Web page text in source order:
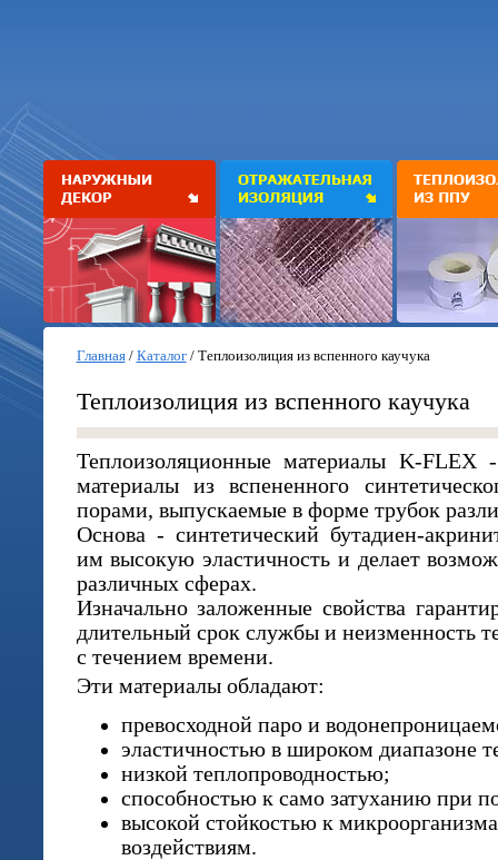
Главная/ Каталог/ Теплоизолиция из вспенного каучука
Теплоизолиция из вспенного каучука
Теплоизоляционные материалы K-FLEX
материалы из вспененного
порами, выпускаемые в форме трубок
Основа - синтетический бутадиен-
им высокую эластичность и делает
различных сферах.
Изначально заложенные свойства
длительный срок службы и неизменность
с течением времени.
Эти материалы обладают:
превосходной паро и
эластичностью в широком диапазоне
низкой теплопроводностью;
способностью к само затуханию при
высокой стойкостью к
воздействиям.